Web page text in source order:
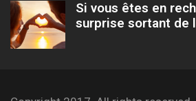
Si vous êtes en
surprise sortant de